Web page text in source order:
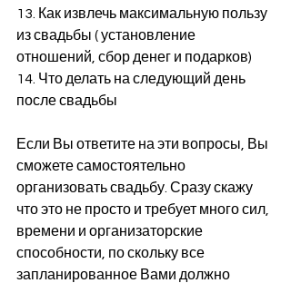
13. Как извлечь максимальную пользу
из свадьбы ( установление
отношений, сбор денег и подарков)
14. Что делать на следующий день
после свадьбы
Если Вы ответите на эти вопросы, Вы
сможете самостоятельно
организовать свадьбу. Сразу скажу
что это не просто и требует много сил,
времени и организаторские
способности, по скольку все
запланированное Вами должно